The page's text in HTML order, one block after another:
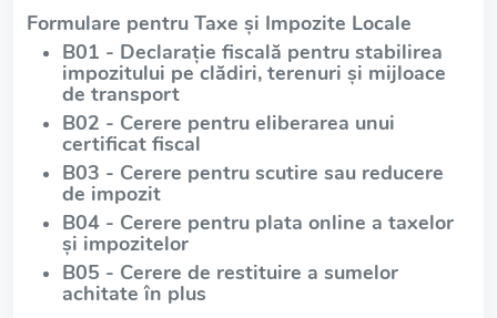
Formulare pentru Taxe și Impozite Locale
B01 - Declarație fiscală pentru stabilirea
impozitului pe clădiri, terenuri și mijloace
de transport
B02 - Cerere pentru eliberarea unui
certificat fiscal
B03 - Cerere pentru scutire sau reducere
de impozit
B04 - Cerere pentru plata online a taxelor
și impozitelor
B05 - Cerere de restituire a sumelor
achitate în plus